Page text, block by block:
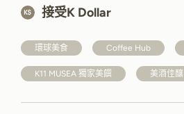
接受K Dollar
環球美食 Coffee Hub
K11 MUSEA 獨家美饌 美酒佳釀